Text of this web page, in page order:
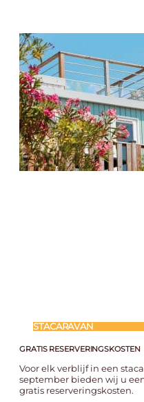
STACARAVAN
GRATIS RESERVERINGSKOSTEN
Voor elk verblijf in een
september bieden wij u
gratis reserveringskosten.